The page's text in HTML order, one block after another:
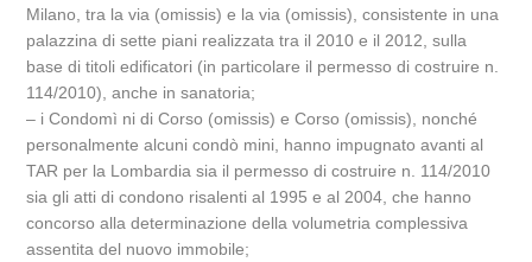
Milano, tra la via (omissis) e la via (omissis), consistente in una
palazzina di sette piani realizzata tra il 2010 e il 2012, sulla
base di titoli edificatori (in particolare il permesso di costruire n.
114/2010), anche in sanatoria;
– i Condomì ni di Corso (omissis) e Corso (omissis), nonché
personalmente alcuni condò mini, hanno impugnato avanti al
TAR per la Lombardia sia il permesso di costruire n. 114/2010
sia gli atti di condono risalenti al 1995 e al 2004, che hanno
concorso alla determinazione della volumetria complessiva
assentita del nuovo immobile;